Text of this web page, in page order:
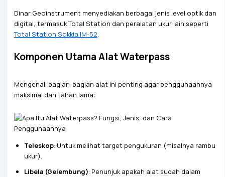
Dinar Geoinstrument menyediakan berbagai jenis level optik dan
digital, termasuk Total Station dan peralatan ukur lain seperti
Total Station Sokkia IM-52.
Komponen Utama Alat Waterpass
Mengenali bagian-bagian alat ini penting agar penggunaannya
maksimal dan tahan lama:
Teleskop: Untuk melihat target pengukuran (misalnya rambu
ukur).
Libela (Gelembung): Penunjuk apakah alat sudah dalam